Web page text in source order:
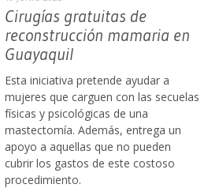
Cirugías gratuitas de
reconstrucción mamaria en
Guayaquil
Esta iniciativa pretende ayudar a
mujeres que carguen con las secuelas
físicas y psicológicas de una
mastectomía. Además, entrega un
apoyo a aquellas que no pueden
cubrir los gastos de este costoso
procedimiento.